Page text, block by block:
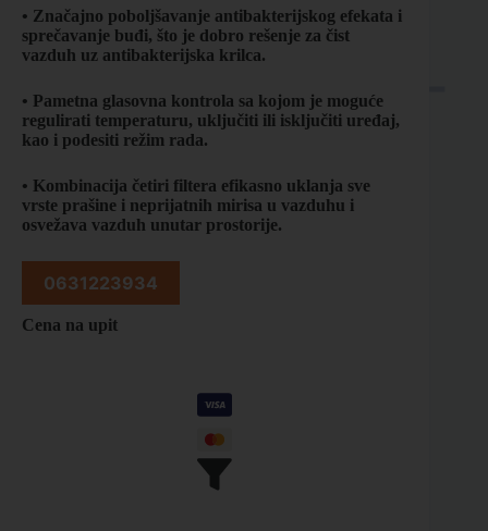
• Značajno poboljšavanje antibakterijskog efekata i
sprečavanje buđi, što je dobro rešenje za čist
vazduh uz antibakterijska krilca.
• Pametna glasovna kontrola sa kojom je moguće
regulirati temperaturu, uključiti ili isključiti uređaj,
kao i podesiti režim rada.
• Kombinacija četiri filtera efikasno uklanja sve
vrste prašine i neprijatnih mirisa u vazduhu i
osvežava vazduh unutar prostorije.
0631223934
Cena na upit